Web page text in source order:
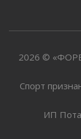
2026 ©
Спорт
ИП